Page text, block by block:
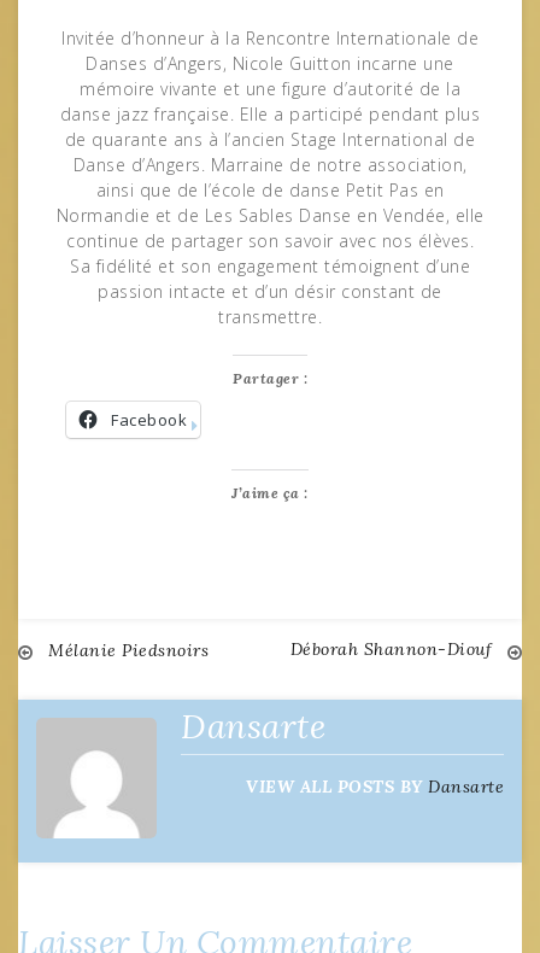
Invitée d’honneur à la Rencontre Internationale de
Danses d’Angers, Nicole Guitton incarne une
mémoire vivante et une figure d’autorité de la
danse jazz française. Elle a participé pendant plus
de quarante ans à l’ancien Stage International de
Danse d’Angers. Marraine de notre association,
ainsi que de l’école de danse Petit Pas en
Normandie et de Les Sables Danse en Vendée, elle
continue de partager son savoir avec nos élèves.
Sa fidélité et son engagement témoignent d’une
passion intacte et d’un désir constant de
transmettre.
Partager :
Facebook
J’aime ça :
Navigation
de
l’article
Mélanie Piedsnoirs Déborah Shannon-Diouf
Dansarte
VIEW ALL POSTS BY Dansarte
Laisser Un Commentaire